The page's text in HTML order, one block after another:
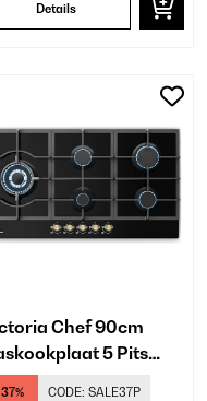
Details
Chef 90cm
5 Pits
CODE: SALE37P